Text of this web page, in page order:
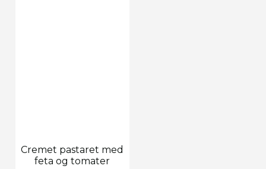
Cremet pastaret med
feta og tomater